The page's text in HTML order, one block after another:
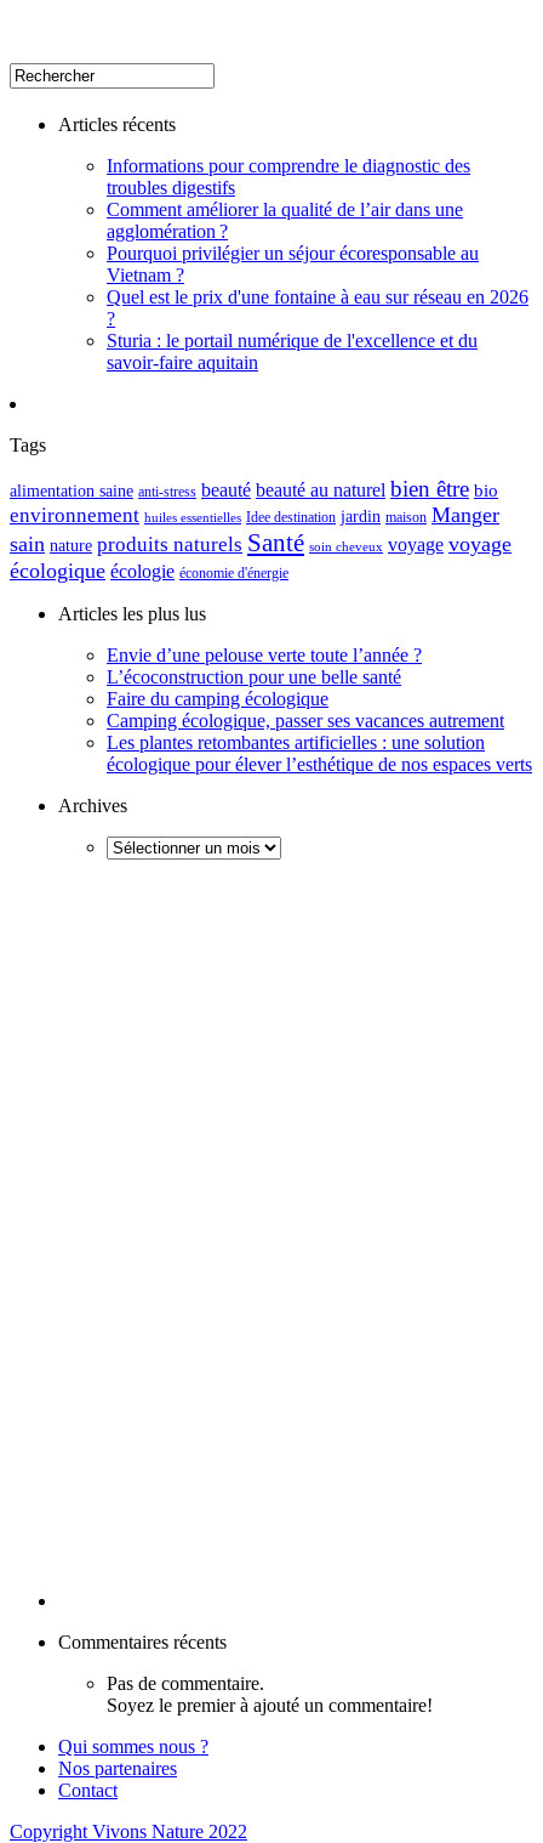
Articles récents
Informations pour comprendre le diagnostic des
troubles digestifs
Comment améliorer la qualité de l’air dans une
agglomération ?
Pourquoi privilégier un séjour écoresponsable au
Vietnam ?
Quel est le prix d'une fontaine à eau sur réseau en 2026
?
Sturia : le portail numérique de l'excellence et du
savoir-faire aquitain
Tags
alimentation saine anti-stress beauté beauté au naturel bien être bio
environnement huiles essentielles Idee destination jardin maison Manger
sain nature produits naturels Santé soin cheveux voyage voyage
écologique écologie économie d'énergie
Articles les plus lus
Envie d’une pelouse verte toute l’année ?
L’écoconstruction pour une belle santé
Faire du camping écologique
Camping écologique, passer ses vacances autrement
Les plantes retombantes artificielles : une solution
écologique pour élever l’esthétique de nos espaces verts
Archives
Commentaires récents
Pas de commentaire.
Soyez le premier à ajouté un commentaire!
Qui sommes nous ?
Nos partenaires
Contact
Copyright Vivons Nature 2022